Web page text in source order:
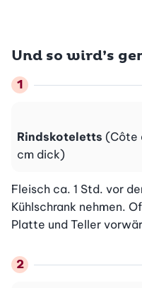
Und so wird’s
Rindskoteletts (Côte
cm dick)
Fleisch ca. 1 Std. vor
Kühlschrank nehmen.
Platte und Teller